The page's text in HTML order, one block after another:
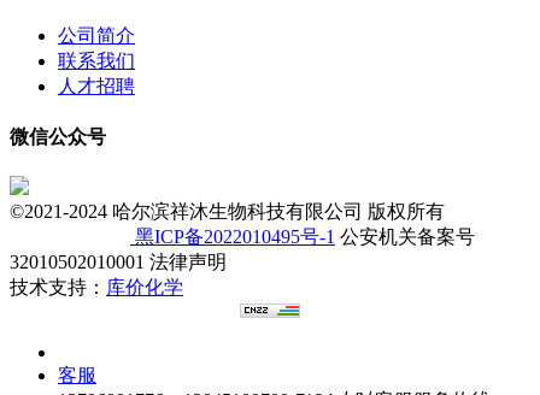
公司简介
联系我们
人才招聘
微信公众号
©2021-2024 哈尔滨祥沐生物科技有限公司 版权所有
黑ICP备2022010495号-1 公安机关备案号
32010502010001 法律声明
技术支持： 库价化学
客服